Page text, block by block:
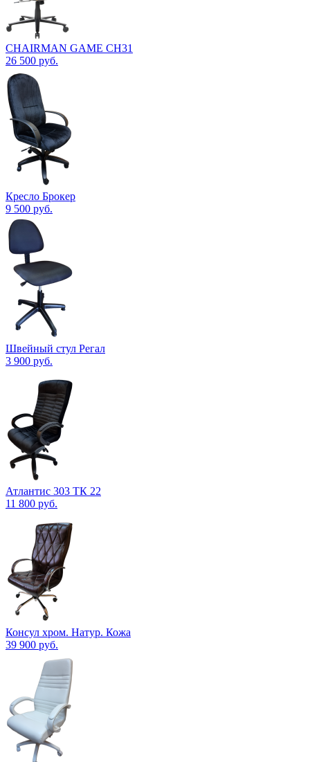
CHAIRMAN GAME CH31
26 500 руб.
Кресло Брокер
9 500 руб.
Швейный стул Регал
3 900 руб.
Атлантис 303 ТК 22
11 800 руб.
Консул хром. Натур. Кожа
39 900 руб.